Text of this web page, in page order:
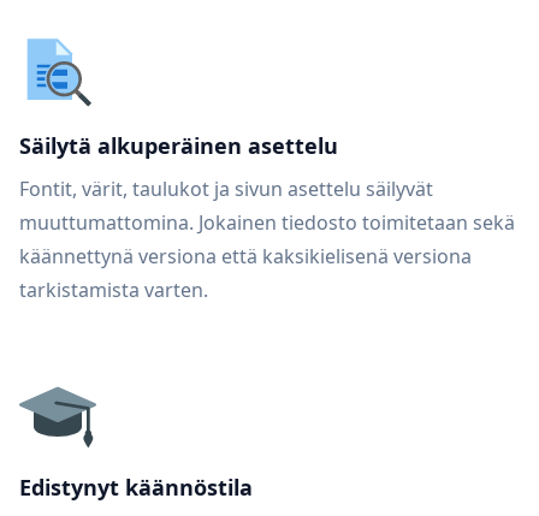
Säilytä alkuperäinen asettelu
Fontit, värit, taulukot ja sivun asettelu säilyvät
muuttumattomina. Jokainen tiedosto toimitetaan sekä
käännettynä versiona että kaksikielisenä versiona
tarkistamista varten.
Edistynyt käännöstila